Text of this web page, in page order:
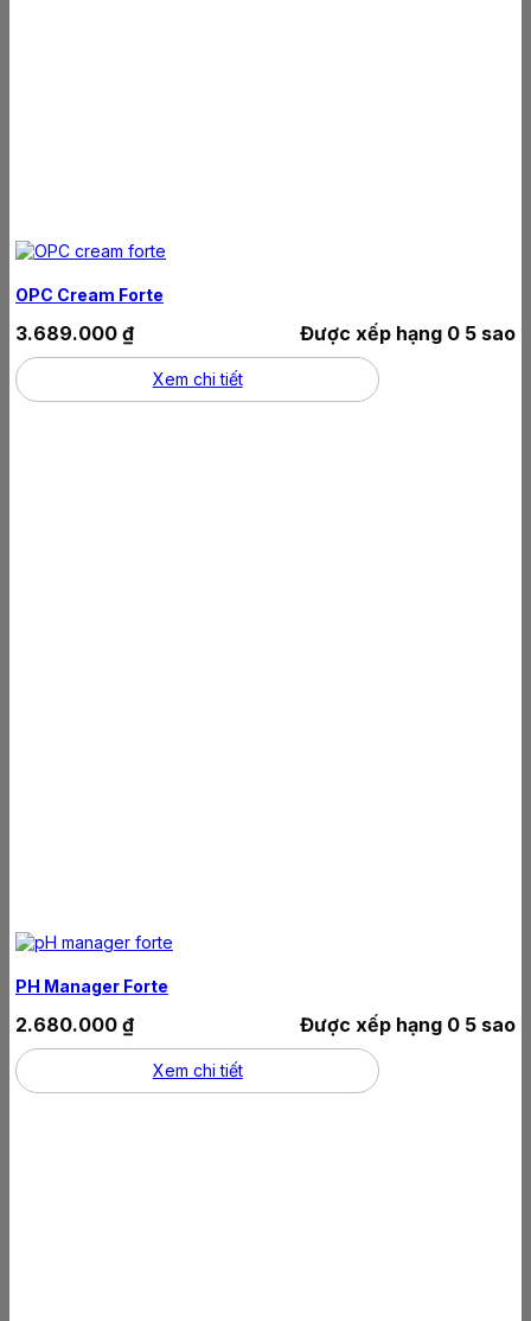
OPC Cream Forte
Được xếp hạng 0 5 sao
3.689.000 ₫
Xem chi tiết
PH Manager Forte
Được xếp hạng 0 5 sao
2.680.000 ₫
Xem chi tiết